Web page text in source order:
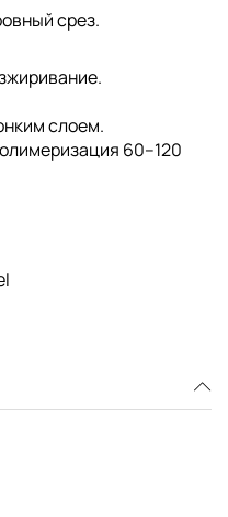
срез.
слоем.
60–120